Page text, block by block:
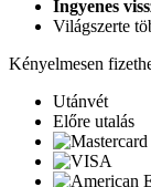
Ingyenes
Világszerte
Kényelmesen
Utánvét
Előre utalás